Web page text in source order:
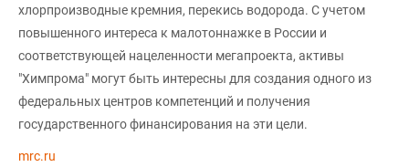
хлорпроизводные кремния, перекись водорода. С учетом
повышенного интереса к малотоннажке в России и
соответствующей нацеленности мегапроекта, активы
"Химпрома" могут быть интересны для создания одного из
федеральных центров компетенций и получения
государственного финансирования на эти цели.
mrc.ru